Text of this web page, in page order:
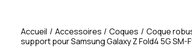
Accueil Accessoires Coques
Coque
support pour Samsung Galaxy Z Fold4 5G SM-